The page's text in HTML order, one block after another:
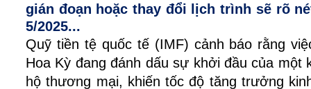
gián đoạn hoặc thay đổi lịch trình sẽ rõ
5/2025...
Quỹ tiền tệ quốc tế (IMF) cảnh báo rằng
Hoa Kỳ đang đánh dấu sự khởi đầu của một
hộ thương mại, khiến tốc độ tăng trưởng